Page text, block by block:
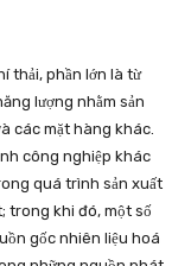
thải, phần lớn là từ
lượng nhằm sản
các mặt hàng khác.
công nghiệp khác
quá trình sản xuất
trong khi đó, một số
gốc nhiên liệu hoá